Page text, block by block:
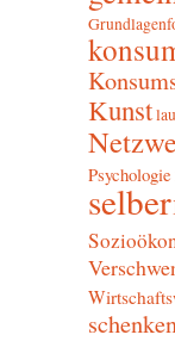
Kunst
Psychologie